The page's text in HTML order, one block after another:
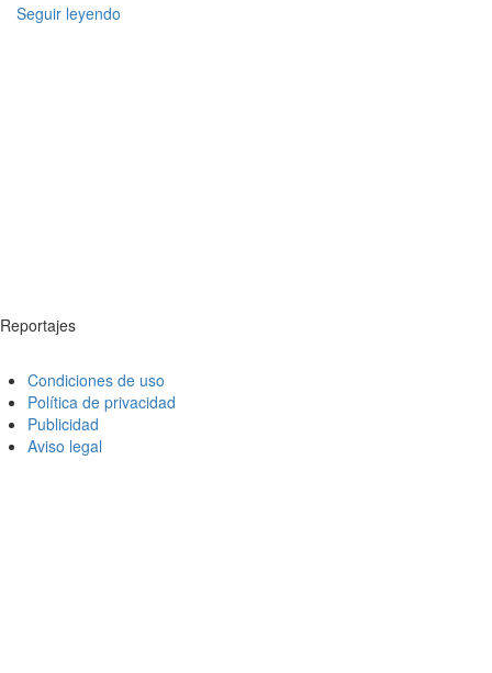
Seguir leyendo
Reportajes
Condiciones de uso
Política de privacidad
Publicidad
Aviso legal